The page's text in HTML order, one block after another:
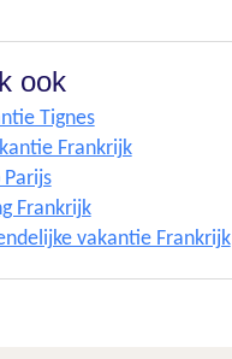
ook
Tignes
Frankrijk
Frankrijk
vakantie Frankrijk